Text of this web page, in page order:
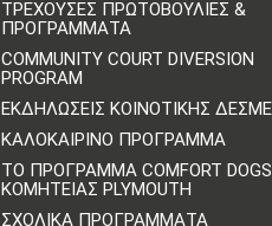
ΤΡΈΧΟΥΣΕΣ ΠΡΩΤΟΒΟΥΛΊΕΣ &
ΠΡΟΓΡΆΜΜΑΤΑ
COMMUNITY COURT DIVERSION
PROGRAM
ΕΚΔΗΛΏΣΕΙΣ ΚΟΙΝΟΤΙΚΉΣ
ΚΑΛΟΚΑΙΡΙΝΌ ΠΡΌΓΡΑΜΜΑ
ΤΟ ΠΡΌΓΡΑΜΜΑ COMFORT
ΚΟΜΗΤΕΊΑΣ PLYMOUTH
ΣΧΟΛΙΚΆ ΠΡΟΓΡΆΜΜΑΤΑ